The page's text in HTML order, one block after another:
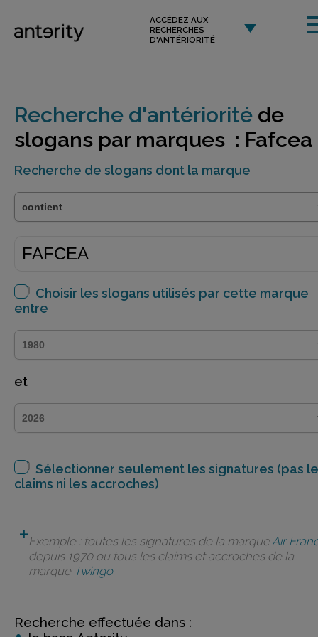
ACCÉDEZ AUX
RECHERCHES
D'ANTÉRIORITÉ
Recherche d'antériorité de
slogans par marques : Fafcea
Recherche de slogans dont la marque
Choisir les slogans utilisés par cette marque
entre
et
Sélectionner seulement les signatures (pas
claims ni les accroches)
Exemple : toutes les signatures de la marqueAir
depuis 1970 ou tous les claims et accroches de la
marque Twingo.
Recherche effectuée dans :